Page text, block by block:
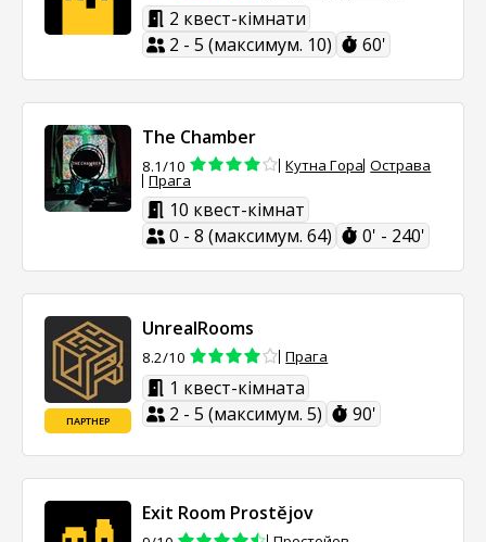
2 квест-кімнати
2 - 5 (максимум. 10)
60'
The Chamber
8.1/10 Кутна Гора Острава
Прага
10 квест-кімнат
0 - 8 (максимум. 64)
0' - 240'
ПАРТНЕР
UnrealRooms
8.2/10 Прага
1 квест-кімната
2 - 5 (максимум. 5)
90'
Exit Room Prostějov